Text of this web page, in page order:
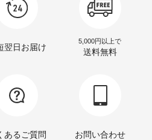
翌日お届け
5,000円以上で
送料無料
あるご質問 お問い合わせ